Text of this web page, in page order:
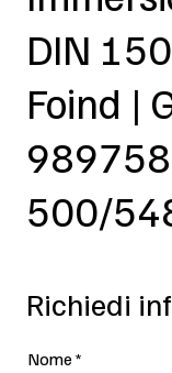
DIN
Foind |
500/
Richiedi
Nome